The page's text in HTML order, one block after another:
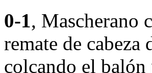
0-1, Mascherano
remate de cabeza
colcando el balón